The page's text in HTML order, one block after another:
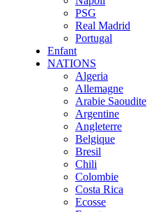
PSG
Real Madrid
Portugal
Enfant
NATIONS
Algeria
Allemagne
Arabie Saoudite
Argentine
Angleterre
Belgique
Bresil
Chili
Colombie
Costa Rica
Ecosse